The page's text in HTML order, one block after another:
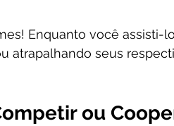
Enquanto você assisti-
atrapalhando seus
ou